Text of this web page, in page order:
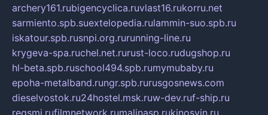
archery161.rubigencyclica.ruvlast16.rukorru.net
sarmiento.spb.suextelopedia.rulammin-suo.spb.ru
iskatour.spb.rusnpi.org.rurunning-line.ru
krygeva-spa.ruchel.net.rurust-loco.rudugshop.ru
hl-beta.spb.ruschool494.spb.rumymubaby.ru
epoha-metalband.rungr.spb.rurusgosnews.com
dieselvostok.ru24hostel.msk.ruw-dev.ruf-ship.ru